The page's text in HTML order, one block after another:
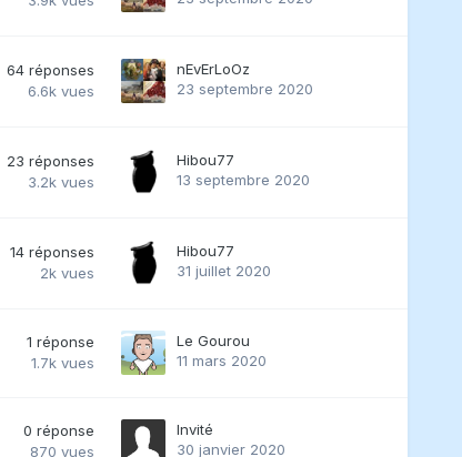
64 réponses
6.6k vues
nEvErLoOz
23 septembre 2020
23 réponses
3.2k vues
Hibou77
13 septembre 2020
14 réponses
2k vues
Hibou77
31 juillet 2020
1 réponse
1.7k vues
Le Gourou
11 mars 2020
0 réponse
870 vues
Invité
30 janvier 2020